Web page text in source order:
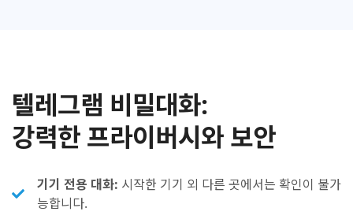
텔레그램 비밀대화:
강력한 프라이버시와 보안
기기 전용 대화: 시작한 기기 외 다른 곳에서는 확인이 불가
능합니다.